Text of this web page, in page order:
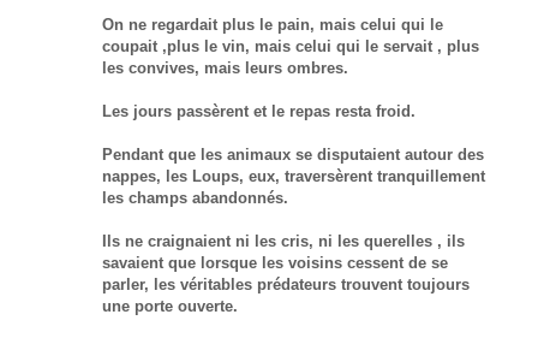
On ne regardait plus le pain, mais celui qui le
coupait ,plus le vin, mais celui qui le servait , plus
les convives, mais leurs ombres.
Les jours passèrent et le repas resta froid.
Pendant que les animaux se disputaient autour des
nappes, les Loups, eux, traversèrent tranquillement
les champs abandonnés.
Ils ne craignaient ni les cris, ni les querelles , ils
savaient que lorsque les voisins cessent de se
parler, les véritables prédateurs trouvent toujours
une porte ouverte.